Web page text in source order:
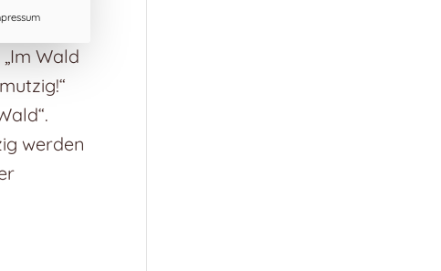
Wald
werden